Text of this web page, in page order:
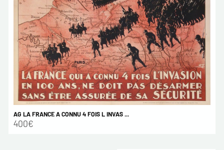
AG LA FRANCE A CONNU 4 FOIS L INVAS ...
400€